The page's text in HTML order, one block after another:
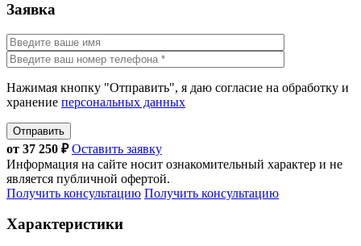
Заявка
Нажимая кнопку "Отправить", я даю согласие на обработку и
хранение персональных данных
Отправить
от 37 250 ₽Оставить заявку
Информация на сайте носит ознакомительный характер и не
является публичной офертой.
Получить консультацию Получить консультацию
Характеристики